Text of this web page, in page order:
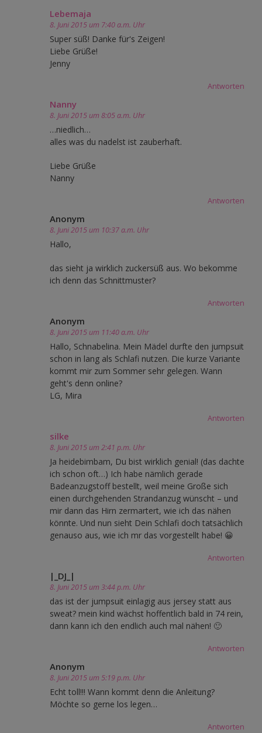
Lebemaja
8. Juni 2015 um 7:40 a.m. Uhr
Super süß! Danke für's Zeigen!
Liebe Grüße!
Jenny
Antworten
Nanny
8. Juni 2015 um 8:05 a.m. Uhr
…niedlich…
alles was du nadelst ist zauberhaft.
Liebe Grüße
Nanny
Antworten
Anonym
8. Juni 2015 um 10:37 a.m. Uhr
Hallo,
das sieht ja wirklich zuckersüß aus. Wo bekomme
ich denn das Schnittmuster?
Antworten
Anonym
8. Juni 2015 um 11:40 a.m. Uhr
Hallo, Schnabelina. Mein Mädel durfte den jumpsuit
schon in lang als Schlafi nutzen. Die kurze Variante
kommt mir zum Sommer sehr gelegen. Wann
geht's denn online?
LG, Mira
Antworten
silke
8. Juni 2015 um 2:41 p.m. Uhr
Ja heidebimbam, Du bist wirklich genial! (das dachte
ich schon oft…) Ich habe nämlich gerade
Badeanzugstoff bestellt, weil meine Große sich
einen durchgehenden Strandanzug wünscht – und
mir dann das Hirn zermartert, wie ich das nähen
könnte. Und nun sieht Dein Schlafi doch tatsächlich
genauso aus, wie ich mr das vorgestellt habe! 😀
Antworten
|_DJ_|
8. Juni 2015 um 3:44 p.m. Uhr
das ist der jumpsuit einlagig aus jersey statt aus
sweat? mein kind wächst hoffentlich bald in 74 rein,
dann kann ich den endlich auch mal nähen! 🙂
Antworten
Anonym
8. Juni 2015 um 5:19 p.m. Uhr
Echt toll!!! Wann kommt denn die Anleitung?
Möchte so gerne los legen…
Antworten